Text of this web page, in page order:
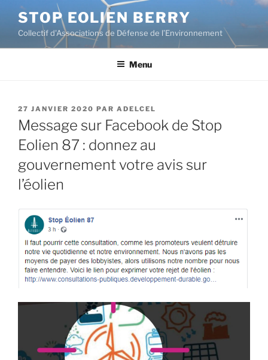
contenu
principal
STOP EOLIEN BERRY
Collectif d'Associations de Défense de l’Environnement
Menu
PUBLIÉ
LE
27 JANVIER 2020 PAR ADELCEL
Message sur Facebook de Stop
Eolien 87 : donnez au
gouvernement votre avis sur
l’éolien